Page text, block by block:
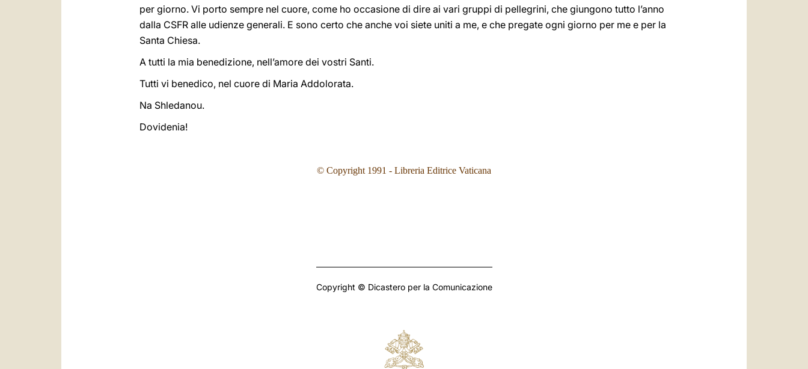
per giorno. Vi porto sempre nel cuore, come ho occasione di dire ai vari gruppi di pellegrini, che giungono tutto l’anno
dalla CSFR alle udienze generali. E sono certo che anche voi siete uniti a me, e che pregate ogni giorno per me e per la
Santa Chiesa.
A tutti la mia benedizione, nell’amore dei vostri Santi.
Tutti vi benedico, nel cuore di Maria Addolorata.
Na Shledanou.
Dovidenia!
© Copyright 1991 - Libreria Editrice Vaticana
Copyright © Dicastero per la Comunicazione